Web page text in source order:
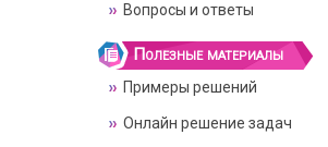
Вопросы и ответы
Полезные материалы
Примеры решений
Онлайн решение задач